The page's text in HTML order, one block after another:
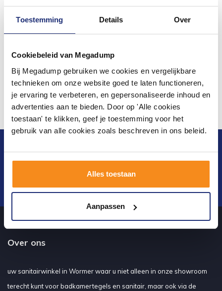
Toestemming Details Over
Cookiebeleid van Megadump
Bij Megadump gebruiken we cookies en vergelijkbare
technieken om onze website goed te laten functioneren,
je ervaring te verbeteren, en gepersonaliseerde inhoud en
advertenties aan te bieden. Door op 'Alle cookies
toestaan' te klikken, geef je toestemming voor het
gebruik van alle cookies zoals beschreven in ons beleid.
Alles toestaan
Aanpassen
ontwikkelingen
Over ons
uw sanitairwinkel in Wormer waar u niet alleen in onze showroom
terecht kunt voor badkamertegels en sanitair, maar ook via de